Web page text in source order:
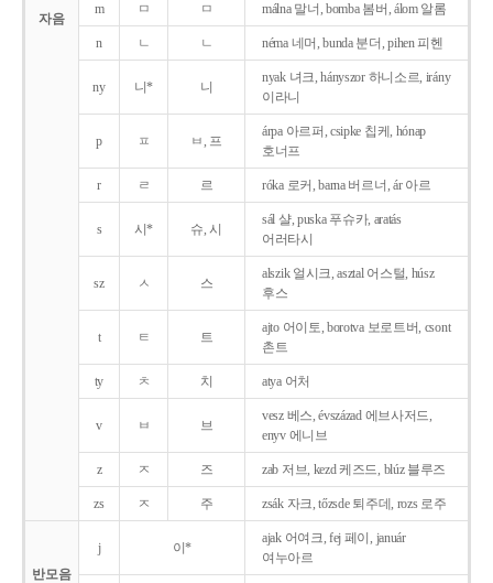
자음
m ㅁ ㅁ málna 말너, bomba 봄버, álom 알롬
n ㄴ ㄴ néma 네머, bunda 분더, pihen 피헨
ny 니* 니
nyak 녀크, hányszor 하니소르, irány
이라니
p ㅍ ㅂ, 프
árpa 아르퍼, csipke 칩케, hónap
호너프
r ㄹ 르 róka 로커, barna 버르너, ár 아르
s 시* 슈, 시
sál 샬, puska 푸슈카, aratás
어러타시
sz ㅅ 스
alszik 얼시크, asztal 어스털, húsz
후스
t ㅌ 트
ajto 어이토, borotva 보로트버, csont
촌트
ty ㅊ 치 atya 어처
v ㅂ 브
vesz 베스, évszázad 에브사저드,
enyv 에니브
z ㅈ 즈 zab 저브, kezd 케즈드, blúz 블루즈
zs ㅈ 주 zsák 자크, tőzsde 퇴주데, rozs 로주
반모음
j 이*
ajak 어여크, fej 페이, január
여누아르